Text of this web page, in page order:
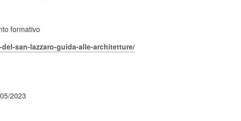
formativo
san-lazzaro-guida-alle-architetture/
2023